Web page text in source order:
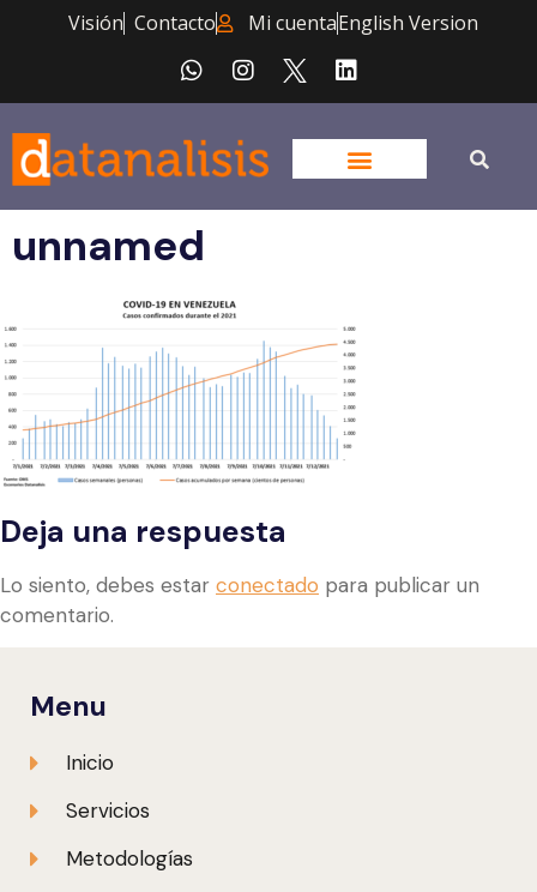
Visión Contacto Mi cuentaEnglish Version
unnamed
Deja una respuesta
Lo siento, debes estar conectado para publicar un
comentario.
Menu
Inicio
Servicios
Metodologías